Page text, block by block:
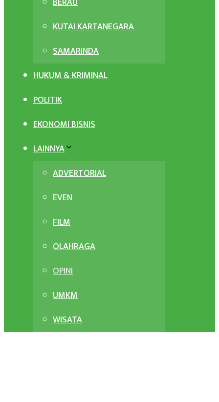
KUTAI KARTANEGARA
SAMARINDA
HUKUM & KRIMINAL
POLITIK
EKONOMI BISNIS
LAINNYA
ADVERTORIAL
EVEN
FILM
OLAHRAGA
OPINI
UMKM
WISATA